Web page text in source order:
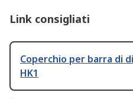
Link consigliati
Coperchio per barra di
HK1